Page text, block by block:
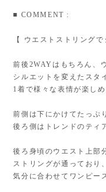
■ COMMENT :
【 ウエストストリング
前後2WAYはもちろん、
シルエットを変えたスタ
1着で様々な表情が楽しめ
前側は下にかけてたっぷ
後ろ側はトレンドのティ
後ろ身頃のウエスト上部
ストリングが通っており、
気分に合わせてワンピー